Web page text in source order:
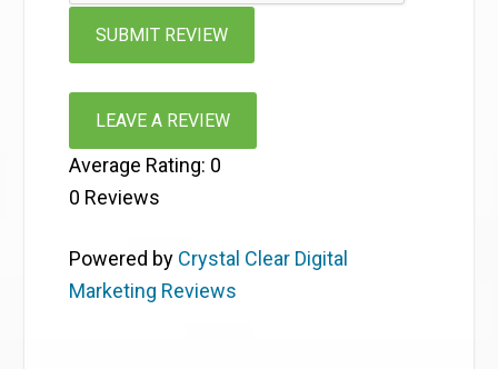
LEAVE A REVIEW
Average Rating: 0
0 Reviews
Powered by Crystal Clear Digital
Marketing Reviews